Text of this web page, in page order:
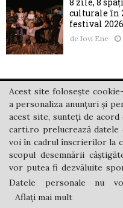
culturale în
festival 2026
de Jovi Ene
Materialele postate
filme-carti.ro și se află
Autor. Preluarea lor
Acest site folosește
a personaliza anunțuri și
acest site, sunteți de
carti.ro prelucrează
voi în cadrul înscrierilor la
scopul desemnării
vor putea fi dezvăluite
Datele personale nu
Aflați mai mult